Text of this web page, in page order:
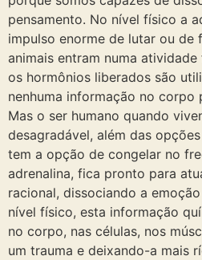
pensamento. No nível físico a
impulso enorme de lutar ou de
animais entram numa
os hormônios liberados são
nenhuma informação no corpo
Mas o ser humano quando
desagradável, além das
tem a opção de congelar no
adrenalina, fica pronto para
racional, dissociando a
nível físico, esta informação
no corpo, nas células, nos
um trauma e deixando-a mais